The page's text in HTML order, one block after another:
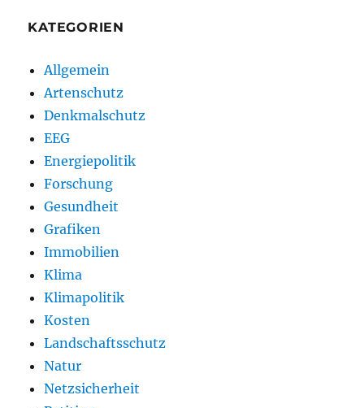
KATEGORIEN
Allgemein
Artenschutz
Denkmalschutz
EEG
Energiepolitik
Forschung
Gesundheit
Grafiken
Immobilien
Klima
Klimapolitik
Kosten
Landschaftsschutz
Natur
Netzsicherheit